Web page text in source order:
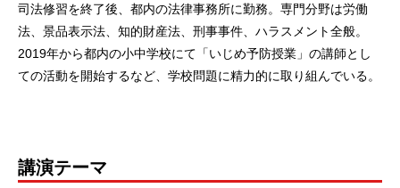
司法修習を終了後、都内の法律事務所に勤務。専門分野は労働
法、景品表示法、知的財産法、刑事事件、ハラスメント全般。
2019年から都内の小中学校にて「いじめ予防授業」の講師とし
ての活動を開始するなど、学校問題に精力的に取り組んでいる。
講演テーマ